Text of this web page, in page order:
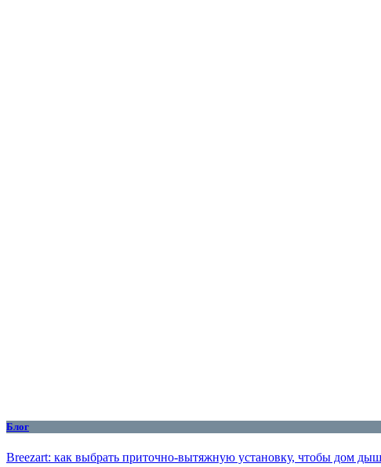
Блог
Breezart: как выбрать приточно-вытяжную установку, чтобы дом